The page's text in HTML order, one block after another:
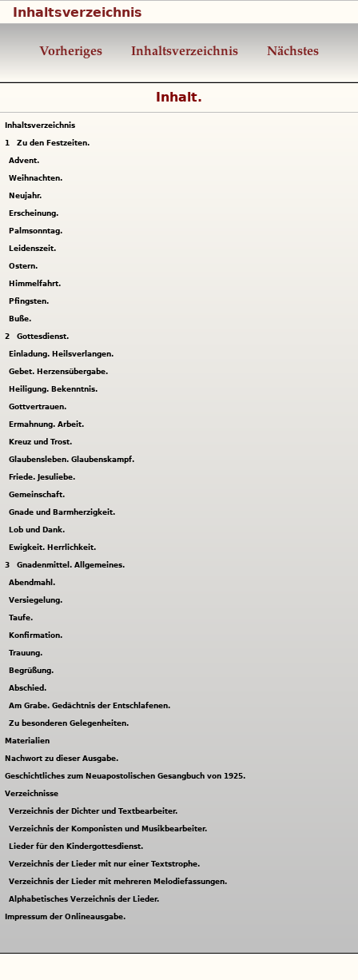
Inhaltsverzeichnis
Vorheriges Inhaltsverzeichnis Nächstes
Inhalt.
Inhaltsverzeichnis
1 Zu den Festzeiten.
Advent.
Weihnachten.
Neujahr.
Erscheinung.
Palmsonntag.
Leidenszeit.
Ostern.
Himmelfahrt.
Pfingsten.
Buße.
2 Gottesdienst.
Einladung. Heilsverlangen.
Gebet. Herzensübergabe.
Heiligung. Bekenntnis.
Gottvertrauen.
Ermahnung. Arbeit.
Kreuz und Trost.
Glaubensleben. Glaubenskampf.
Friede. Jesuliebe.
Gemeinschaft.
Gnade und Barmherzigkeit.
Lob und Dank.
Ewigkeit. Herrlichkeit.
3 Gnadenmittel. Allgemeines.
Abendmahl.
Versiegelung.
Taufe.
Konfirmation.
Trauung.
Begrüßung.
Abschied.
Am Grabe. Gedächtnis der Entschlafenen.
Zu besonderen Gelegenheiten.
Materialien
Nachwort zu dieser Ausgabe.
Geschichtliches zum Neuapostolischen Gesangbuch von 1925.
Verzeichnisse
Verzeichnis der Dichter und Textbearbeiter.
Verzeichnis der Komponisten und Musikbearbeiter.
Lieder für den Kindergottesdienst.
Verzeichnis der Lieder mit nur einer Textstrophe.
Verzeichnis der Lieder mit mehreren Melodiefassungen.
Alphabetisches Verzeichnis der Lieder.
Impressum der Onlineausgabe.